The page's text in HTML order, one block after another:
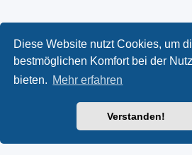
Diese Website nutzt Cookies, um
bestmöglichen Komfort bei der
bieten. Mehr erfahren
Verstanden!